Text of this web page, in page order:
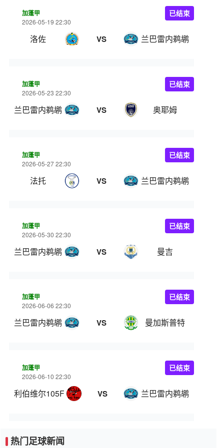
加蓬甲
2026-05-19 22:30
洛佐 VS 兰巴雷内鹈鹕
已结束
加蓬甲
2026-05-23 22:30
兰巴雷内鹈鹕 VS 奥耶姆
已结束
加蓬甲
2026-05-27 22:30
法托 VS 兰巴雷内鹈鹕
已结束
加蓬甲
2026-05-30 22:30
兰巴雷内鹈鹕 VS 曼吉
已结束
加蓬甲
2026-06-06 22:30
兰巴雷内鹈鹕 VS 曼加斯普特
已结束
加蓬甲
2026-06-10 22:30
利伯维尔105FC VS 兰巴雷内鹈鹕
已结束
热门足球新闻